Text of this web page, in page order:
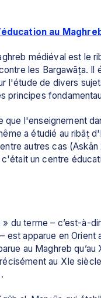
au
médiéval est le
les Bargawāṭa. Il
l'étude de divers
principes
que l'enseignement
a étudié au ribāṭ
autres cas (Askān
un centre
du terme – c’est-à-
est apparue en Orient
au Maghreb
au XIe